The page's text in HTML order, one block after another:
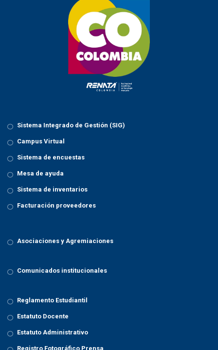
Sistema Integrado de Gestión (SIG)
Campus Virtual
Sistema de encuestas
Mesa de ayuda
Sistema de inventarios
Facturación proveedores
Asociaciones y Agremiaciones
Comunicados institucionales
Reglamento Estudiantil
Estatuto Docente
Estatuto Administrativo
Registro Fotográfico Prensa